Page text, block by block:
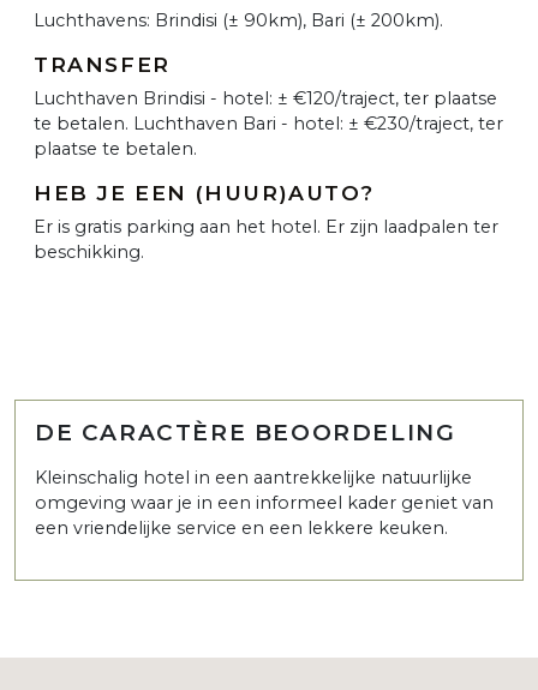
Luchthavens: Brindisi (± 90km), Bari (± 200km).
TRANSFER
Luchthaven Brindisi - hotel: ± €120/traject, ter plaatse
te betalen. Luchthaven Bari - hotel: ± €230/traject, ter
plaatse te betalen.
HEB JE EEN (HUUR)AUTO?
Er is gratis parking aan het hotel. Er zijn laadpalen ter
beschikking.
DE CARACTÈRE BEOORDELING
Kleinschalig hotel in een aantrekkelijke natuurlijke
omgeving waar je in een informeel kader geniet van
een vriendelijke service en een lekkere keuken.